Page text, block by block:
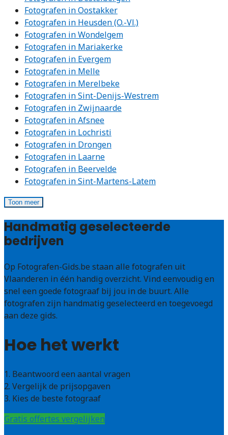
Fotografen in Oostakker
Fotografen in Heusden (O.-Vl.)
Fotografen in Wondelgem
Fotografen in Mariakerke
Fotografen in Evergem
Fotografen in Melle
Fotografen in Merelbeke
Fotografen in Sint-Denijs-Westrem
Fotografen in Zwijnaarde
Fotografen in Afsnee
Fotografen in Lochristi
Fotografen in Drongen
Fotografen in Laarne
Fotografen in Beervelde
Fotografen in Sint-Martens-Latem
Toon meer
Handmatig geselecteerde
bedrijven
Op Fotografen-Gids.be staan alle fotografen uit
Vlaanderen in één handig overzicht. Vind eenvoudig en
snel een goede fotograaf bij jou in de buurt. Alle
fotografen zijn handmatig geselecteerd en toegevoegd
aan deze gids.
Hoe het werkt
1. Beantwoord een aantal vragen
2. Vergelijk de prijsopgaven
3. Kies de beste fotograaf
Gratis offertes vergelijken